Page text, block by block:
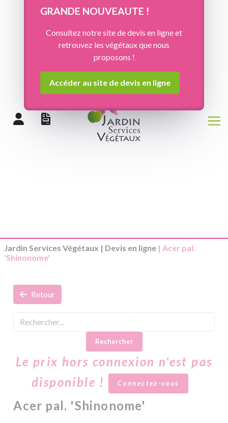
GRANDE NOUVEAUTE !
Consultez notre site de devis en ligne et
retrouvez les végétaux que nous
proposons !
Accéder au site de devis en ligne
Jardin Services Végétaux | Devis en ligne | Acer pal.
'Shinonome'
Retour
Rechercher
Le prix hors connexion n'est pas
disponible !
Connectez-vous
Acer pal. 'Shinonome'
Panneau de gestion des cookies